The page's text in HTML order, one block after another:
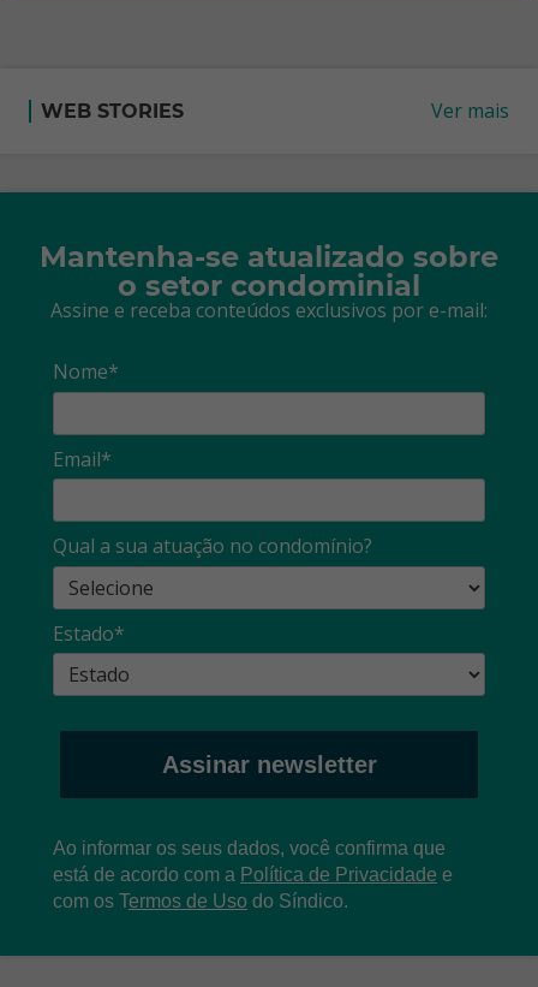
WEB STORIES Ver mais
Mantenha-se atualizado sobre
o setor condominial
Assine e receba conteúdos exclusivos por e-mail:
Nome*
Email*
Qual a sua atuação no condomínio?
Estado*
Assinar newsletter
Ao informar os seus dados, você confirma que
está de acordo com a Política de Privacidade e
com os Termos de Uso do Síndico.